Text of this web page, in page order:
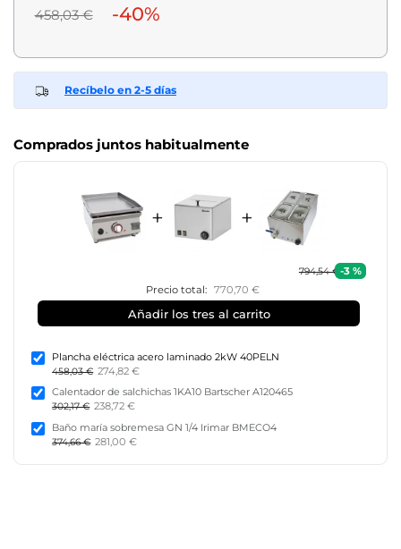
458,03 € -40%
Recíbelo en 2-5 días
Comprados juntos habitualmente
+ +
794,54 € -3 %
Precio total: 770,70 €
Añadir los tres al carrito
Plancha eléctrica acero laminado 2kW 40PELN
458,03 € 274,82 €
Calentador de salchichas 1KA10 Bartscher A120465
302,17 € 238,72 €
Baño maría sobremesa GN 1/4 Irimar BMECO4
374,66 € 281,00 €